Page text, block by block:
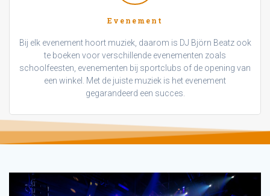
Evenement
Bij elk evenement hoort muziek, daarom is DJ Björn Beatz ook
te boeken voor verschillende evenementen zoals
schoolfeesten, evenementen bij sportclubs of de opening van
een winkel. Met de juiste muziek is het evenement
gegarandeerd een succes.